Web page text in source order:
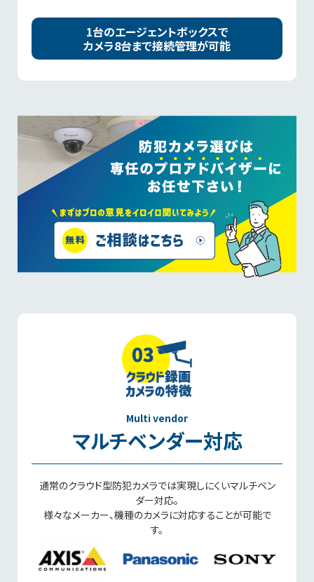
1台のエージェントボックスで
カメラ8台まで接続管理が可能
Multi vendor
マルチベンダー対応
通常のクラウド型防犯カメラでは実現しにくいマルチベン
ダー対応。
様々なメーカー、機種のカメラに対応することが可能で
す。